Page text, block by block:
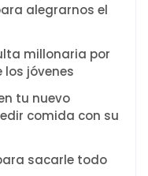
alegrarnos el
millonaria por
los jóvenes
tu nuevo
comida con su
sacarle todo